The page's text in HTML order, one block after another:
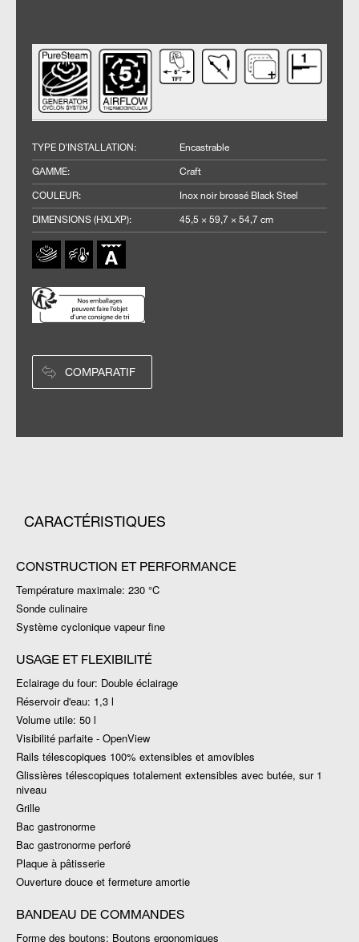
TYPE D'INSTALLATION:
Encastrable
GAMME:
Craft
COULEUR:
Inox noir brossé Black Steel
DIMENSIONS (HXLXP): 45,5 × 59,7 × 54,7 cm
COMPARATIF
CARACTÉRISTIQUES
CONSTRUCTION ET PERFORMANCE
Température maximale: 230 °C
Sonde culinaire
Système cyclonique vapeur fine
USAGE ET FLEXIBILITÉ
Eclairage du four: Double éclairage
Réservoir d'eau: 1,3 l
Volume utile: 50 l
Visibilité parfaite - OpenView
Rails télescopiques 100% extensibles et amovibles
Glissières télescopiques totalement extensibles avec butée, sur 1
niveau
Grille
Bac gastronorme
Bac gastronorme perforé
Plaque à pâtisserie
Ouverture douce et fermeture amortie
BANDEAU DE COMMANDES
Forme des boutons: Boutons ergonomiques